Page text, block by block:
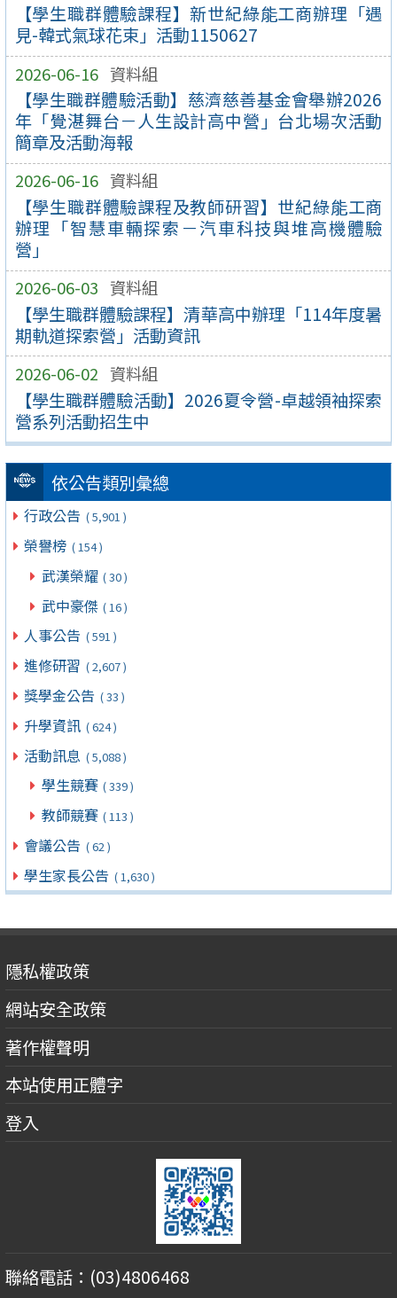
【學生職群體驗課程】新世紀綠能工商辦理「遇
見-韓式氣球花束」活動1150627
2026-06-16 資料組
【學生職群體驗活動】慈濟慈善基金會舉辦2026
年「覺湛舞台－人生設計高中營」台北場次活動
簡章及活動海報
2026-06-16 資料組
【學生職群體驗課程及教師研習】世紀綠能工商
辦理「智慧車輛探索－汽車科技與堆高機體驗
營」
2026-06-03 資料組
【學生職群體驗課程】清華高中辦理「114年度暑
期軌道探索營」活動資訊
2026-06-02 資料組
【學生職群體驗活動】2026夏令營-卓越領袖探索
營系列活動招生中
依公告類別彙總
行政公告 ( 5,901 )
榮譽榜 ( 154 )
武漢榮耀 ( 30 )
武中豪傑 ( 16 )
人事公告 ( 591 )
進修研習 ( 2,607 )
獎學金公告 ( 33 )
升學資訊 ( 624 )
活動訊息 ( 5,088 )
學生競賽 ( 339 )
教師競賽 ( 113 )
會議公告 ( 62 )
學生家長公告 ( 1,630 )
隱私權政策
網站安全政策
著作權聲明
本站使用正體字
登入
聯絡電話：(03)4806468